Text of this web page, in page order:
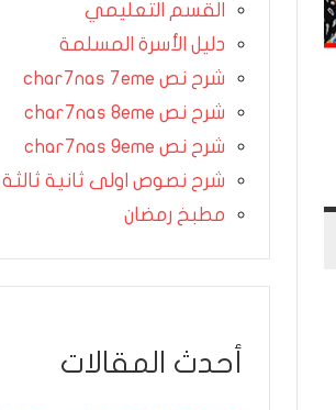
القسم التعليمي
دليل الأسرة المسلمة
شرح نص char7nas 7eme
شرح نص char7nas 8eme
شرح نص char7nas 9eme
شرح نصوص اولى ثانية
مطبخ رمضان
أحدث المقالات